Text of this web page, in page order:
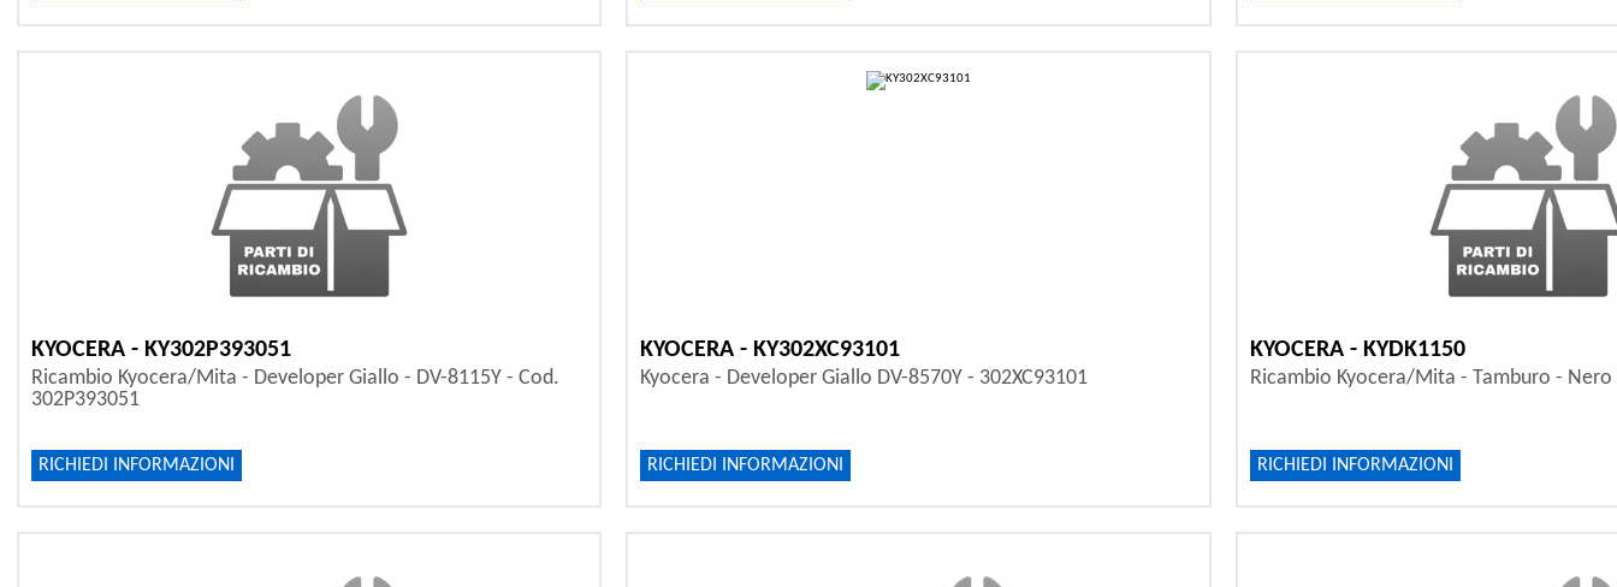
KYOCERA - KY302P393051
Ricambio Kyocera/Mita - Developer Giallo - DV-8115Y - Cod.
302P393051
RICHIEDI INFORMAZIONI
KYOCERA - KY302XC93101
Kyocera - Developer Giallo DV-8570Y - 302XC93101
RICHIEDI INFORMAZIONI
KYOCERA - KYDK1150
Ricambio Kyocera/Mita - Tamburo - Nero
RICHIEDI INFORMAZIONI